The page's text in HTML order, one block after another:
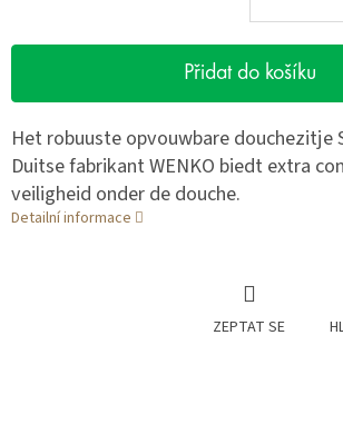
Přidat do košíku
Het robuuste opvouwbare douchezitje
Duitse fabrikant WENKO biedt extra
veiligheid onder de douche.
Detailní informace
ZEPTAT SE